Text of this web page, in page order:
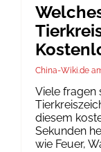
China-Wiki.de
Viele fragen
diesem
Sekunden
wie Feuer,